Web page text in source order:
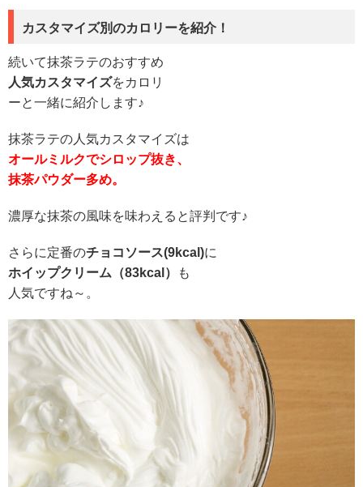
カスタマイズ別のカロリーを紹介！
続いて抹茶ラテのおすすめ
人気カスタマイズをカロリ
ーと一緒に紹介します♪
抹茶ラテの人気カスタマイズは
オールミルクでシロップ抜き、
抹茶パウダー多め。
濃厚な抹茶の風味を味わえると評判です♪
さらに定番のチョコソース(9kcal)に
ホイップクリーム（83kcal）
も
人気ですね～。